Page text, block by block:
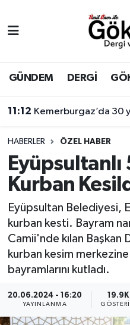
GÜNDEM DERGİ
11:12 Kemerburgaz’da 30
HABERLER ÖZEL HABER
Kurban
Eyüpsultan Belediyesi,
kurban kesti. Bayram
Camii'nde kılan
kurban kesim
bayramlarını kutladı.
20.06.2024 - 16:20
YAYINLANMA
19.9K
BİLİM
DERGİ
DÜNYA
EĞİTİM
GÖKTÜRK
GÜNDEM
KÜLTÜR - SANAT
Eyüpsultan Hava
Eyüpsultan Trafik
Süper Lig Puan
Tüm Manşetler
Son Dakika